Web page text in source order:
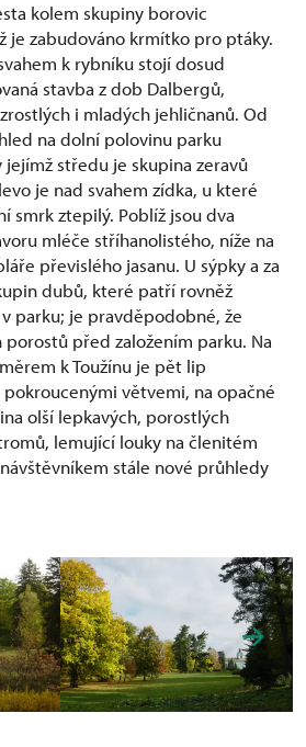
kolem skupiny borovic
je zabudováno krmítko pro ptáky.
k rybníku stojí dosud
stavba z dob Dalbergů,
i mladých jehličnanů. Od
na dolní polovinu parku
středu je skupina zeravů
je nad svahem zídka, u které
smrk ztepilý. Poblíž jsou dva
mléče stříhanolistého, níže na
převislého jasanu. U sýpky a za
dubů, které patří rovněž
parku; je pravděpodobné, že
před založením parku. Na
k Toužínu je pět lip
větvemi, na opačné
olší lepkavých, porostlých
lemující louky na členitém
stále nové průhledy